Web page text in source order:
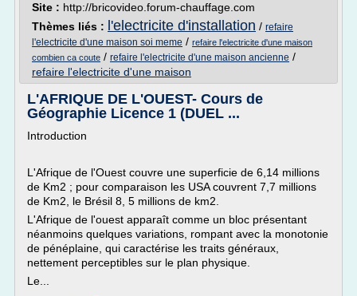
Site : http://bricovideo.forum-chauffage.com
Thèmes liés :
l'electricite d'installation / refaire
l'electricite d'une maison soi meme / refaire l'electricite d'une maison
combien ca coute / refaire l'electricite d'une maison ancienne /
refaire l'electricite d'une maison
L'AFRIQUE DE L'OUEST- Cours de
Géographie Licence 1 (DUEL ...
Introduction
L'Afrique de l'Ouest couvre une superficie de 6,14 millions
de Km2 ; pour comparaison les USA couvrent 7,7 millions
de Km2, le Brésil 8, 5 millions de km2.
L'Afrique de l'ouest apparaît comme un bloc présentant
néanmoins quelques variations, rompant avec la monotonie
de pénéplaine, qui caractérise les traits généraux,
nettement perceptibles sur le plan physique.
Le...